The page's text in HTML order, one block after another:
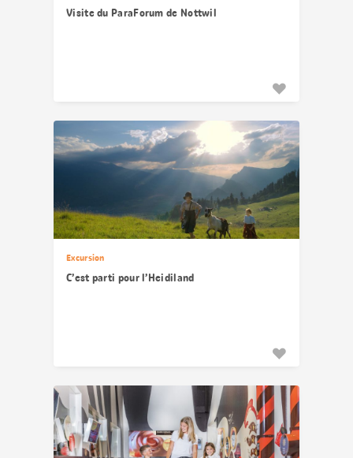
Visite du ParaForum de Nottwil
Excursion
C’est parti pour l’Heidiland